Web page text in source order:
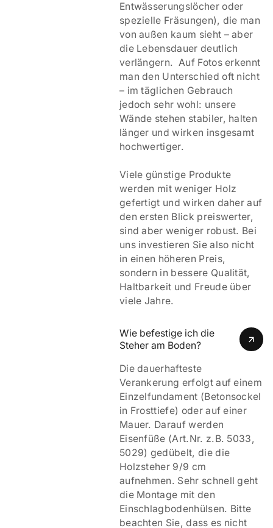
Entwässerungslöcher oder
spezielle Fräsungen), die man
von außen kaum sieht – aber
die Lebensdauer deutlich
verlängern. Auf Fotos erkennt
man den Unterschied oft nicht
– im täglichen Gebrauch
jedoch sehr wohl: unsere
Wände stehen stabiler, halten
länger und wirken insgesamt
hochwertiger.
Viele günstige Produkte
werden mit weniger Holz
gefertigt und wirken daher auf
den ersten Blick preiswerter,
sind aber weniger robust. Bei
uns investieren Sie also nicht
in einen höheren Preis,
sondern in bessere Qualität,
Haltbarkeit und Freude über
viele Jahre.
Wie befestige ich die
Steher am Boden?
Die dauerhafteste
Verankerung erfolgt auf einem
Einzelfundament (Betonsockel
in Frosttiefe) oder auf einer
Mauer. Darauf werden
Eisenfüße (Art.Nr. z.B. 5033,
5029) gedübelt, die die
Holzsteher 9/9 cm
aufnehmen. Sehr schnell geht
die Montage mit den
Einschlagbodenhülsen. Bitte
beachten Sie, dass es nicht